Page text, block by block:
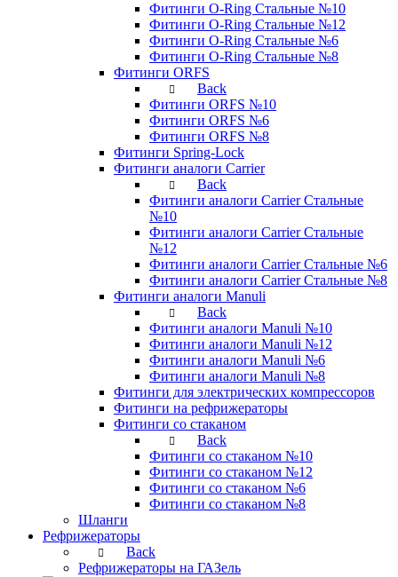
Фитинги O-Ring Стальные №10
Фитинги O-Ring Стальные №12
Фитинги O-Ring Стальные №6
Фитинги O-Ring Стальные №8
Фитинги ORFS
Back
Фитинги ORFS №10
Фитинги ORFS №6
Фитинги ORFS №8
Фитинги Spring-Lock
Фитинги аналоги Carrier
Back
Фитинги аналоги Carrier Стальные
№10
Фитинги аналоги Carrier Стальные
№12
Фитинги аналоги Carrier Стальные №6
Фитинги аналоги Carrier Стальные №8
Фитинги аналоги Manuli
Back
Фитинги аналоги Manuli №10
Фитинги аналоги Manuli №12
Фитинги аналоги Manuli №6
Фитинги аналоги Manuli №8
Фитинги для электрических компрессоров
Фитинги на рефрижераторы
Фитинги со стаканом
Back
Фитинги со стаканом №10
Фитинги со стаканом №12
Фитинги со стаканом №6
Фитинги со стаканом №8
Шланги
Рефрижераторы
Back
Рефрижераторы на ГАЗель